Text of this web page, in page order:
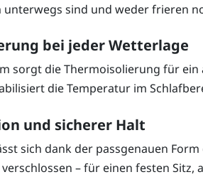
unterwegs sind und weder frieren
bei jeder Wetterlage
sorgt die Thermoisolierung für
die Temperatur im
und sicherer Halt
sich dank der passgenauen
– für einen festen Sitz,